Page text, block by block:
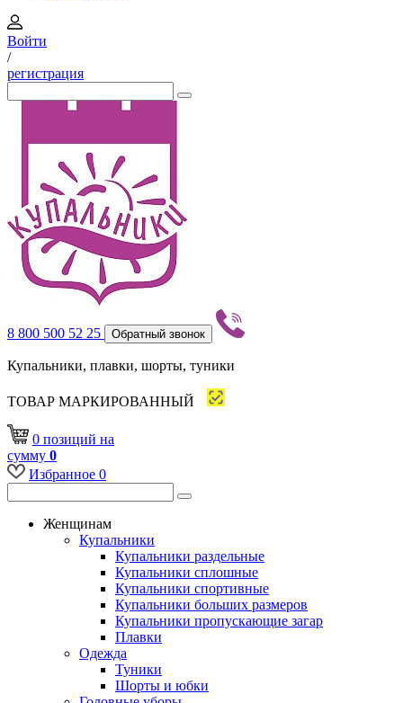
Войти
/
регистрация
8 800 500 52 25 Обратный звонок
Купальники, плавки, шорты, туники
ТОВАР МАРКИРОВАННЫЙ
0 позиций на
сумму 0
Избранное 0
Женщинам
Купальники
Купальники раздельные
Купальники сплошные
Купальники спортивные
Купальники больших размеров
Купальники пропускающие загар
Плавки
Одежда
Туники
Шорты и юбки